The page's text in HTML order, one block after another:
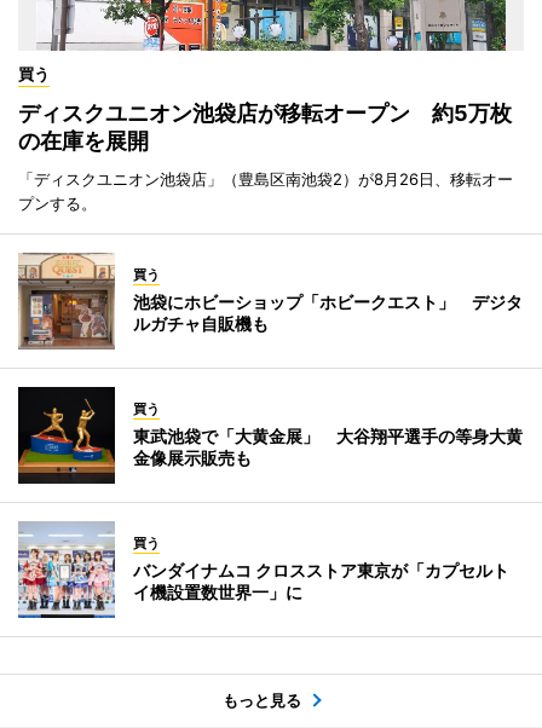
買う
ディスクユニオン池袋店が移転オープン 約5万枚
の在庫を展開
「ディスクユニオン池袋店」（豊島区南池袋2）が8月26日、移転オー
プンする。
買う
池袋にホビーショップ「ホビークエスト」 デジタ
ルガチャ自販機も
買う
東武池袋で「大黄金展」 大谷翔平選手の等身大黄
金像展示販売も
買う
バンダイナムコ クロスストア東京が「カプセルト
イ機設置数世界一」に
もっと見る